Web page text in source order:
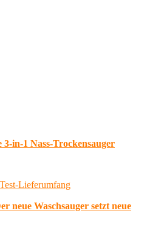
in-1 Nass-Trockensauger
neue Waschsauger setzt neue